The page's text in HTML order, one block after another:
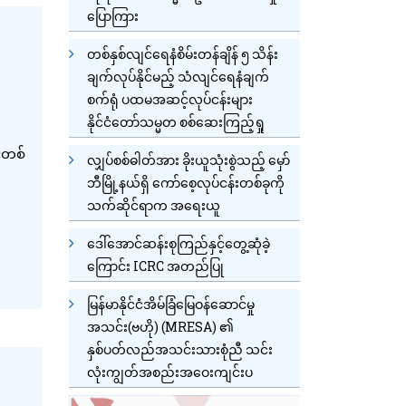
တစ်
ပြောကြား
တစ်နှစ်လျင်ရေနံစိမ်းတန်ချိန် ၅ သိန်း
ချက်လုပ်နိုင်မည့် သံလျင်ရေနံချက်
စက်ရုံ ပထမအဆင့်လုပ်ငန်းများ
နိုင်ငံတော်သမ္မတ စစ်ဆေးကြည့်ရှု
လျှပ်စစ်ဓါတ်အား ခိုးယူသုံးစွဲသည့် မှော်
ဘီမြို့နယ်ရှိ ကော်စေ့လုပ်ငန်းတစ်ခုကို
သက်ဆိုင်ရာက အရေးယူ
ဒေါ်အောင်ဆန်းစုကြည်နှင့်တွေ့ဆုံခဲ့
ကြောင်း ICRC အတည်ပြု
မြန်မာနိုင်ငံအိမ်ခြံမြေဝန်ဆောင်မှု
အသင်း(ဗဟို) (MRESA) ၏
နှစ်ပတ်လည်အသင်းသားစုံညီ သင်း
လုံးကျွတ်အစည်းအဝေးကျင်းပ